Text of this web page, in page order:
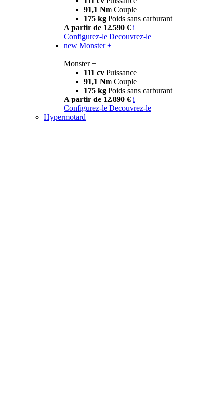
91,1 Nm Couple
175 kg Poids sans carburant
A partir de 12.590 € i
Configurez-le Decouvrez-le
new Monster +
Monster +
111 cv Puissance
91,1 Nm Couple
175 kg Poids sans carburant
A partir de 12.890 € i
Configurez-le Decouvrez-le
Hypermotard